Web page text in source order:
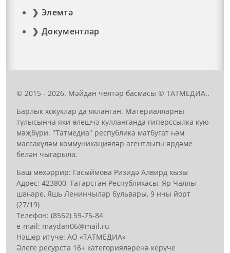
Элемтә
Документлар
© 2015 - 2026. Мәйдан челтәр басмасы © ТАТМЕДИА..
Барлык хокуклар да якланган. Материалларны
тулысынча яки өлешчә кулланганда гиперссылка кую
мәҗбүри. "Татмедиа" республика матбугат һәм
массакүләм коммуникацияләр агентлыгы ярдәме
белән чыгарыла.
Баш мөхәррир: Гасыймова Ризидә Алвирд кызы
Адрес: 423800, Татарстан Республикасы, Яр Чаллы
шәһәре, Яшь Ленинчылар бульвары, 9 нчы йорт
(27/19)
Телефон: (8552) 59-75-84
е-mail: mауdаn06@mail.гu
Нәшер итүче: АО «ТАТМЕДИА»
Әлеге ресурста 16+ категорияләренә керүче